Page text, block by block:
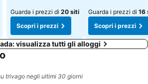
Guarda i prezzi di 20 siti
Scopri i prezzi
Guarda i prezzi di 16
Scopri i prezzi
visualizza tutti gli alloggi
trivago negli ultimi 30 giorni